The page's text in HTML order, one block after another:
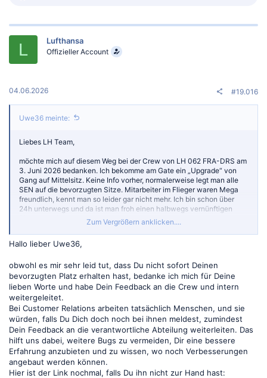
k
:
L Lufthansa
Offizieller Account
04.06.2026 #19.016
Uwe36 meinte:
Liebes LH Team,
möchte mich auf diesem Weg bei der Crew von LH 062 FRA-DRS am
3. Juni 2026 bedanken. Ich bekomme am Gate ein „Upgrade“ von
Gang auf Mittelsitz. Keine Info vorher, normalerweise legt man alle
SEN auf die bevorzugten Sitze. Mitarbeiter im Flieger waren Mega
freundlich, kennt man so leider gar nicht mehr. Ich bin schon über
24h unterwegs und da ist man froh einen halbwegs vernünftigen
Platz zu bekommen.
Bitte übermitteln, CR ergibt keinen Sinn, da ist nur noch die KI
beschäftigt.
Zum Vergrößern anklicken....
Hallo lieber Uwe36,
obwohl es mir sehr leid tut, dass Du nicht sofort Deinen
bevorzugten Platz erhalten hast, bedanke ich mich für Deine
lieben Worte und habe Dein Feedback an die Crew und intern
weitergeleitet.
Bei Customer Relations arbeiten tatsächlich Menschen, und sie
würden, falls Du Dich doch noch bei ihnen meldest, zumindest
Dein Feedback an die verantwortliche Abteilung weiterleiten. Das
hilft uns dabei, weitere Bugs zu vermeiden, Dir eine bessere
Erfahrung anzubieten und zu wissen, wo noch Verbesserungen
angebaut werden können.
Hier ist der Link nochmal, falls Du ihn nicht zur Hand hast: